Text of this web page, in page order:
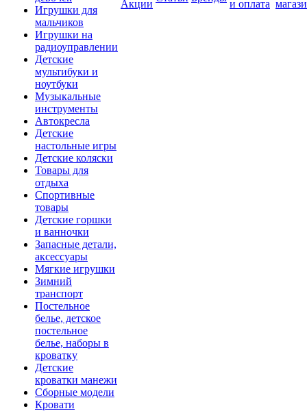
Игрушки для
мальчиков
Игрушки на
радиоуправлении
Детские
мультибуки и
ноутбуки
Музыкальные
инструменты
Автокресла
Детские
настольные игры
Детские коляски
Товары для
отдыха
Спортивные
товары
Детские горшки
и ванночки
Запасные детали,
аксессуары
Мягкие игрушки
Зимний
транспорт
Постельное
белье, детское
постельное
белье, наборы в
кроватку
Детские
кроватки манежи
Сборные модели
Кровати
Акции
и оплата